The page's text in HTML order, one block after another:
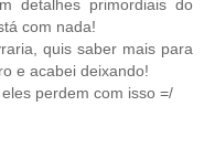
detalhes primordiais do
com nada!
quis saber mais para
e acabei deixando!
perdem com isso =/